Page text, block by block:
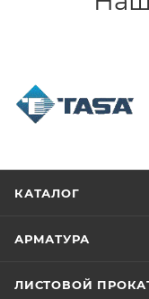
КАТАЛОГ
АРМАТУРА
ЛИСТОВОЙ